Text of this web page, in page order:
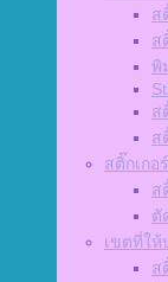
ส
ส
พิ
ส
ส
สติ๊กเกอ
ส
ตั
เขตที่ให้
ส